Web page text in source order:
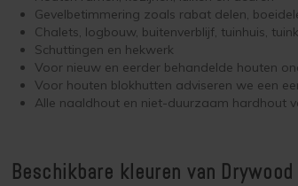
Gevelbetimmering zoals rabat delen,
Chalets, logbouw, buitenverblijf, tuinhuis,
Schuttingen en hekwerk
Voor nieuw en eerder behandelde houten
Voor houten blokhutten adviseren we een
Alle naaldhout en niet-duurzaam hardhout
Beschikbare kleuren van